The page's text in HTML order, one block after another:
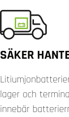
SÄKER
lager och
innebär